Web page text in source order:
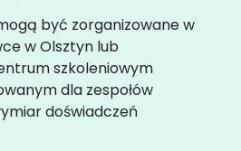
być zorganizowane w
w Olsztyn lub
szkoleniowym
dla zespołów
doświadczeń